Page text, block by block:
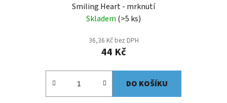
Smiling Heart - mrknutí
Skladem (>5 ks)
36,36 Kč bez DPH
44 Kč
DO KOŠÍKU